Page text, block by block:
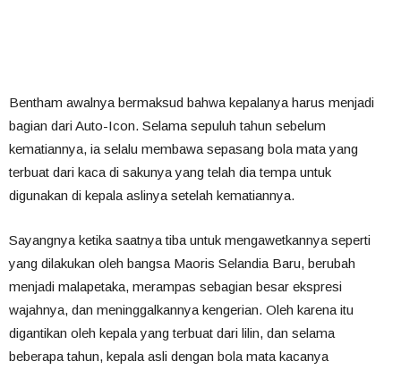
Bentham awalnya bermaksud bahwa kepalanya harus menjadi
bagian dari Auto-Icon. Selama sepuluh tahun sebelum
kematiannya, ia selalu membawa sepasang bola mata yang
terbuat dari kaca di sakunya yang telah dia tempa untuk
digunakan di kepala aslinya setelah kematiannya.
Sayangnya ketika saatnya tiba untuk mengawetkannya seperti
yang dilakukan oleh bangsa Maoris Selandia Baru, berubah
menjadi malapetaka, merampas sebagian besar ekspresi
wajahnya, dan meninggalkannya kengerian. Oleh karena itu
digantikan oleh kepala yang terbuat dari lilin, dan selama
beberapa tahun, kepala asli dengan bola mata kacanya